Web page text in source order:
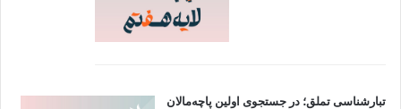
تبارشناسی تملق؛ در جستجوی اولین‌ پاچه‌مالان